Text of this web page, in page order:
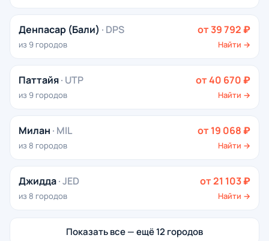
Денпасар (Бали) · DPS
из 9 городов
от 39 792 ₽
Найти →
Паттайя· UTP
из 9 городов
от 40 670 ₽
Найти →
Милан · MIL
из 8 городов
от 19 068 ₽
Найти →
Джидда· JED
из 8 городов
от 21 103 ₽
Найти →
Показать все — ещё 12 городов